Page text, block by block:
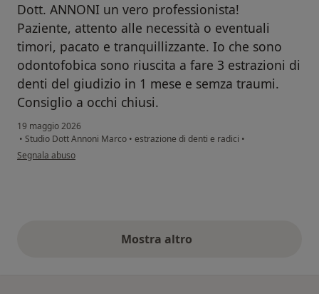
Dott. ANNONI un vero professionista!
Paziente, attento alle necessità o eventuali
timori, pacato e tranquillizzante. Io che sono
odontofobica sono riuscita a fare 3 estrazioni di
denti del giudizio in 1 mese e semza traumi.
Consiglio a occhi chiusi.
19 maggio 2026
• Studio Dott Annoni Marco • estrazione di denti e radici •
secondo l'opinione dell'utente SteMile
Segnala abuso
Mostra altroopinioni di cui sopra